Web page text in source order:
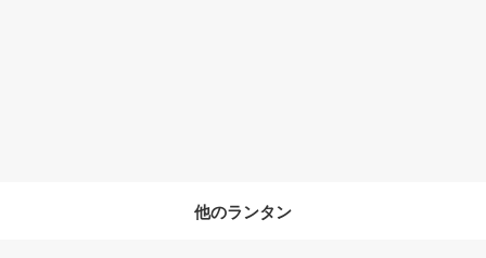
他のランタン